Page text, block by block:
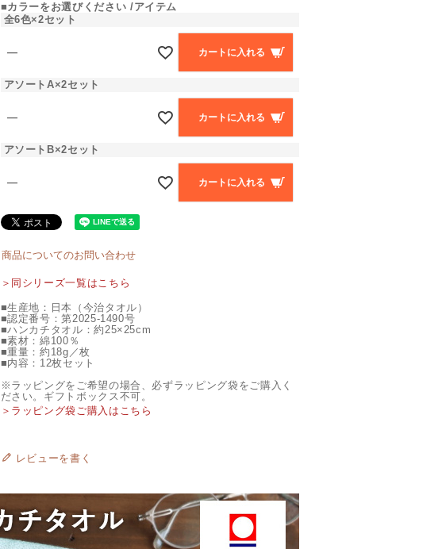
■カラーをお選びください
アイテム
全6色×2セット
― カートに入れる
アソートA×2セット
― カートに入れる
アソートB×2セット
― カートに入れる
商品についてのお問い合わせ
＞同シリーズ一覧はこちら
■生産地：日本（今治タオル）
■認定番号：第2025-1490号
■ハンカチタオル：約25×25cm
■素材：綿100％
■重量：約18g／枚
■内容：12枚セット
※ラッピングをご希望の場合、必ずラッピング袋をご購入く
ださい。ギフトボックス不可。
＞ラッピング袋ご購入はこちら
レビューを書く